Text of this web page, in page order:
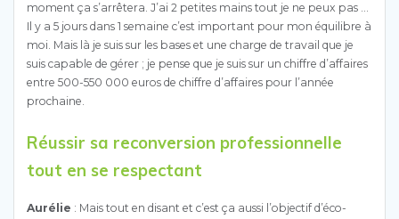
moment ça s’arrêtera. J’ai 2 petites mains tout je ne peux pas …
Il y a 5 jours dans 1 semaine c’est important pour mon équilibre à
moi. Mais là je suis sur les bases et une charge de travail que je
suis capable de gérer ; je pense que je suis sur un chiffre d’affaires
entre 500-550 000 euros de chiffre d’affaires pour l’année
prochaine.
Réussir sa reconversion professionnelle
tout en se respectant
Aurélie : Mais tout en disant et c’est ça aussi l’objectif d’éco-